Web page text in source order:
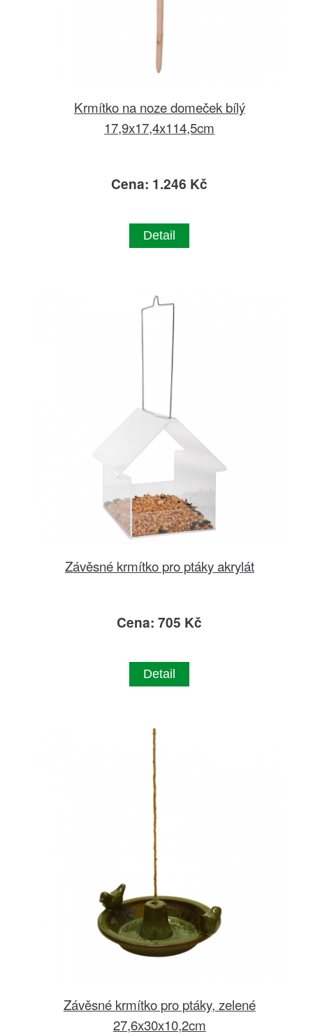
Krmítko na noze domeček bílý
17,9x17,4x114,5cm
Cena: 1.246 Kč
Detail
Závěsné krmítko pro ptáky akrylát
Cena: 705 Kč
Detail
Závěsné krmítko pro ptáky, zelené
27,6x30x10,2cm